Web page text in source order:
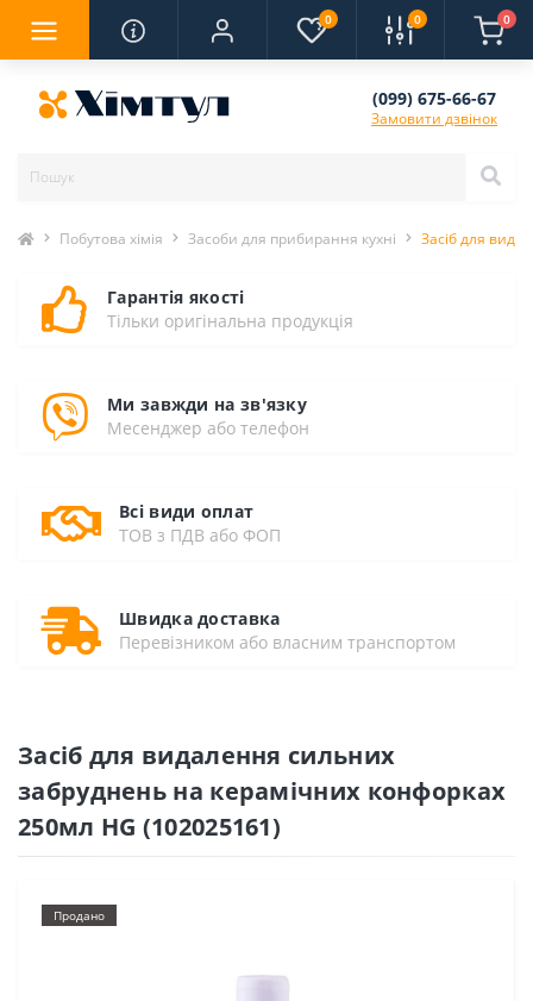
0 0 0
(099) 675-66-67
Замовити дзвінок
Побутова хімія Засоби для прибирання кухні Засіб для
Гарантія якості
Тільки оригінальна продукція
Ми завжди на зв'язку
Месенджер або телефон
Всі види оплат
ТОВ з ПДВ або ФОП
Швидка доставка
Перевізником або власним транспортом
Засіб для видалення сильних
забруднень на керамічних конфорках
250мл HG (102025161)
Продано